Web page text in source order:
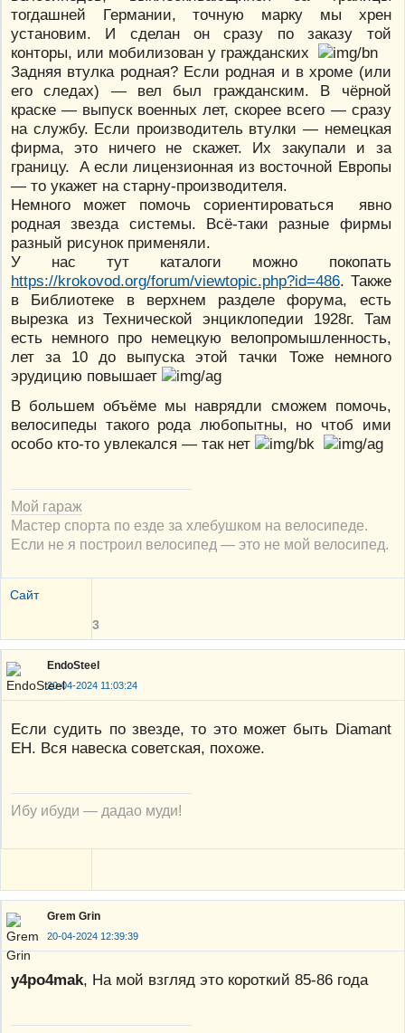
тогдашней Германии, точную марку мы хрен
установим. И сделан он сразу по заказу той
конторы, или мобилизован у гражданских
Задняя втулка родная? Если родная и в хроме (или
его следах) — вел был гражданским. В чёрной
краске — выпуск военных лет, скорее всего — сразу
на службу. Если производитель втулки — немецкая
фирма, это ничего не скажет. Их закупали и за
границу. А если лицензионная из восточной Европы
— то укажет на старну-производителя.
Немного может помочь сориентироваться явно
родная звезда системы. Всё-таки разные фирмы
разный рисунок применяли.
У нас тут каталоги можно покопать
https://krokovod.org/forum/viewtopic.php?id=486. Также
в Библиотеке в верхнем разделе форума, есть
вырезка из Технической энциклопедии 1928г. Там
есть немного про немецкую велопромышленность,
лет за 10 до выпуска этой тачки Тоже немного
эрудицию повышает
В большем объёме мы наврядли сможем помочь,
велосипеды такого рода любопытны, но чтоб ими
особо кто-то увлекался — так нет
Мой гараж
Мастер спорта по езде за хлебушком на велосипеде.
Если не я построил велосипед — это не мой велосипед.
Сайт
3
EndoSteel
20-04-2024 11:03:24
Если судить по звезде, то это может быть Diamant
EH. Вся навеска советская, похоже.
Ибу ибуди — дадао муди!
Grem Grin
20-04-2024 12:39:39
y4po4mak, На мой взгляд это короткий 85-86 года